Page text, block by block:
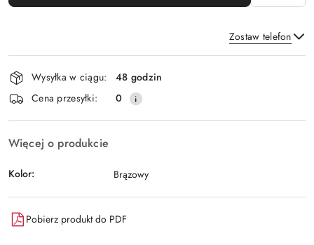
Zostaw telefon
Wyślij
Dostępność
i
dostawa
Wysyłka w ciągu:
48 godzin
Cena przesyłki:
0
Więcej o produkcie
Kolor: Brązowy
Pobierz produkt do PDF